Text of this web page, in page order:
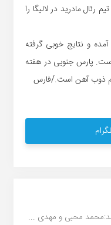
رئال مادرید در لالیگا را
و نتایج خوبی گرفته
پارس جنوبی در هفته
محبی و مهدی ...